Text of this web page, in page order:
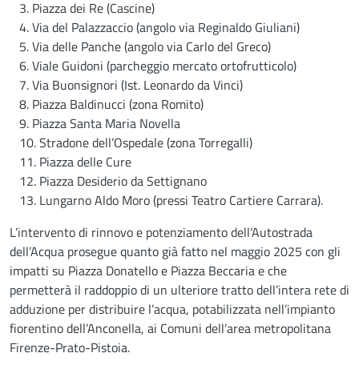
3. Piazza dei Re (Cascine)
4. Via del Palazzaccio (angolo via Reginaldo Giuliani)
5. Via delle Panche (angolo via Carlo del Greco)
6. Viale Guidoni (parcheggio mercato ortofrutticolo)
7. Via Buonsignori (Ist. Leonardo da Vinci)
8. Piazza Baldinucci (zona Romito)
9. Piazza Santa Maria Novella
10. Stradone dell’Ospedale (zona Torregalli)
11. Piazza delle Cure
12. Piazza Desiderio da Settignano
13. Lungarno Aldo Moro (pressi Teatro Cartiere Carrara).
L’intervento di rinnovo e potenziamento dell’Autostrada
dell’Acqua prosegue quanto già fatto nel maggio 2025 con gli
impatti su Piazza Donatello e Piazza Beccaria e che
permetterà il raddoppio di un ulteriore tratto dell’intera rete di
adduzione per distribuire l’acqua, potabilizzata nell’impianto
fiorentino dell’Anconella, ai Comuni dell’area metropolitana
Firenze-Prato-Pistoia.